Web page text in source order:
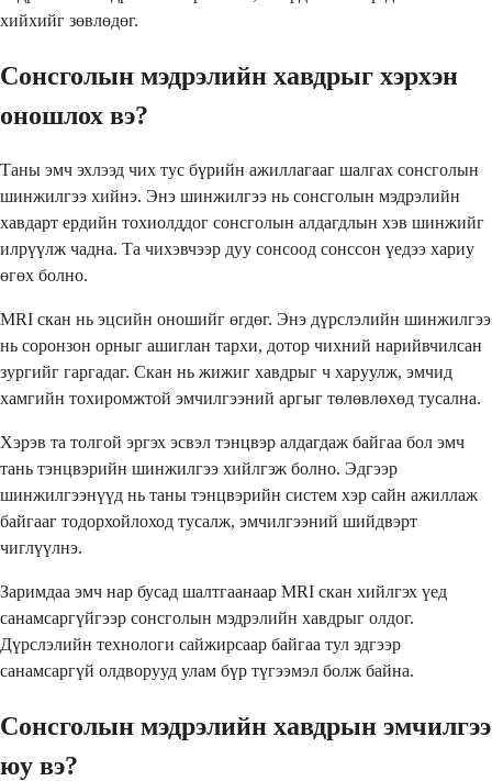
хийхийг зөвлөдөг.
Сонсголын мэдрэлийн хавдрыг хэрхэн
оношлох вэ?
Таны эмч эхлээд чих тус бүрийн ажиллагааг шалгах сонсголын
шинжилгээ хийнэ. Энэ шинжилгээ нь сонсголын мэдрэлийн
хавдарт ердийн тохиолддог сонсголын алдагдлын хэв шинжийг
илрүүлж чадна. Та чихэвчээр дуу сонсоод сонссон үедээ хариу
өгөх болно.
MRI скан нь эцсийн оношийг өгдөг. Энэ дүрслэлийн шинжилгээ
нь соронзон орныг ашиглан тархи, дотор чихний нарийвчилсан
зургийг гаргадаг. Скан нь жижиг хавдрыг ч харуулж, эмчид
хамгийн тохиромжтой эмчилгээний аргыг төлөвлөхөд тусална.
Хэрэв та толгой эргэх эсвэл тэнцвэр алдагдаж байгаа бол эмч
тань тэнцвэрийн шинжилгээ хийлгэж болно. Эдгээр
шинжилгээнүүд нь таны тэнцвэрийн систем хэр сайн ажиллаж
байгааг тодорхойлоход тусалж, эмчилгээний шийдвэрт
чиглүүлнэ.
Заримдаа эмч нар бусад шалтгаанаар MRI скан хийлгэх үед
санамсаргүйгээр сонсголын мэдрэлийн хавдрыг олдог.
Дүрслэлийн технологи сайжирсаар байгаа тул эдгээр
санамсаргүй олдворууд улам бүр түгээмэл болж байна.
Сонсголын мэдрэлийн хавдрын эмчилгээ
юу вэ?